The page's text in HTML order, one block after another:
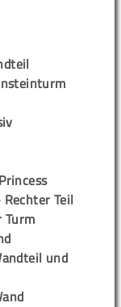
Teil
Turm
und